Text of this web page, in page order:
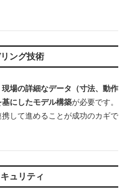
ング技術
現場の詳細なデータ（寸法、動作
にしたモデル構築が必要です。
して進めることが成功のカギで
ュリティ